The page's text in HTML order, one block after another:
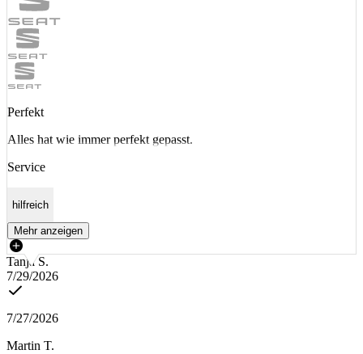
Perfekt
Alles hat wie immer perfekt gepasst.
Service
hilfreich
Mehr anzeigen
Tanja S.
7/29/2026
7/27/2026
Martin T.